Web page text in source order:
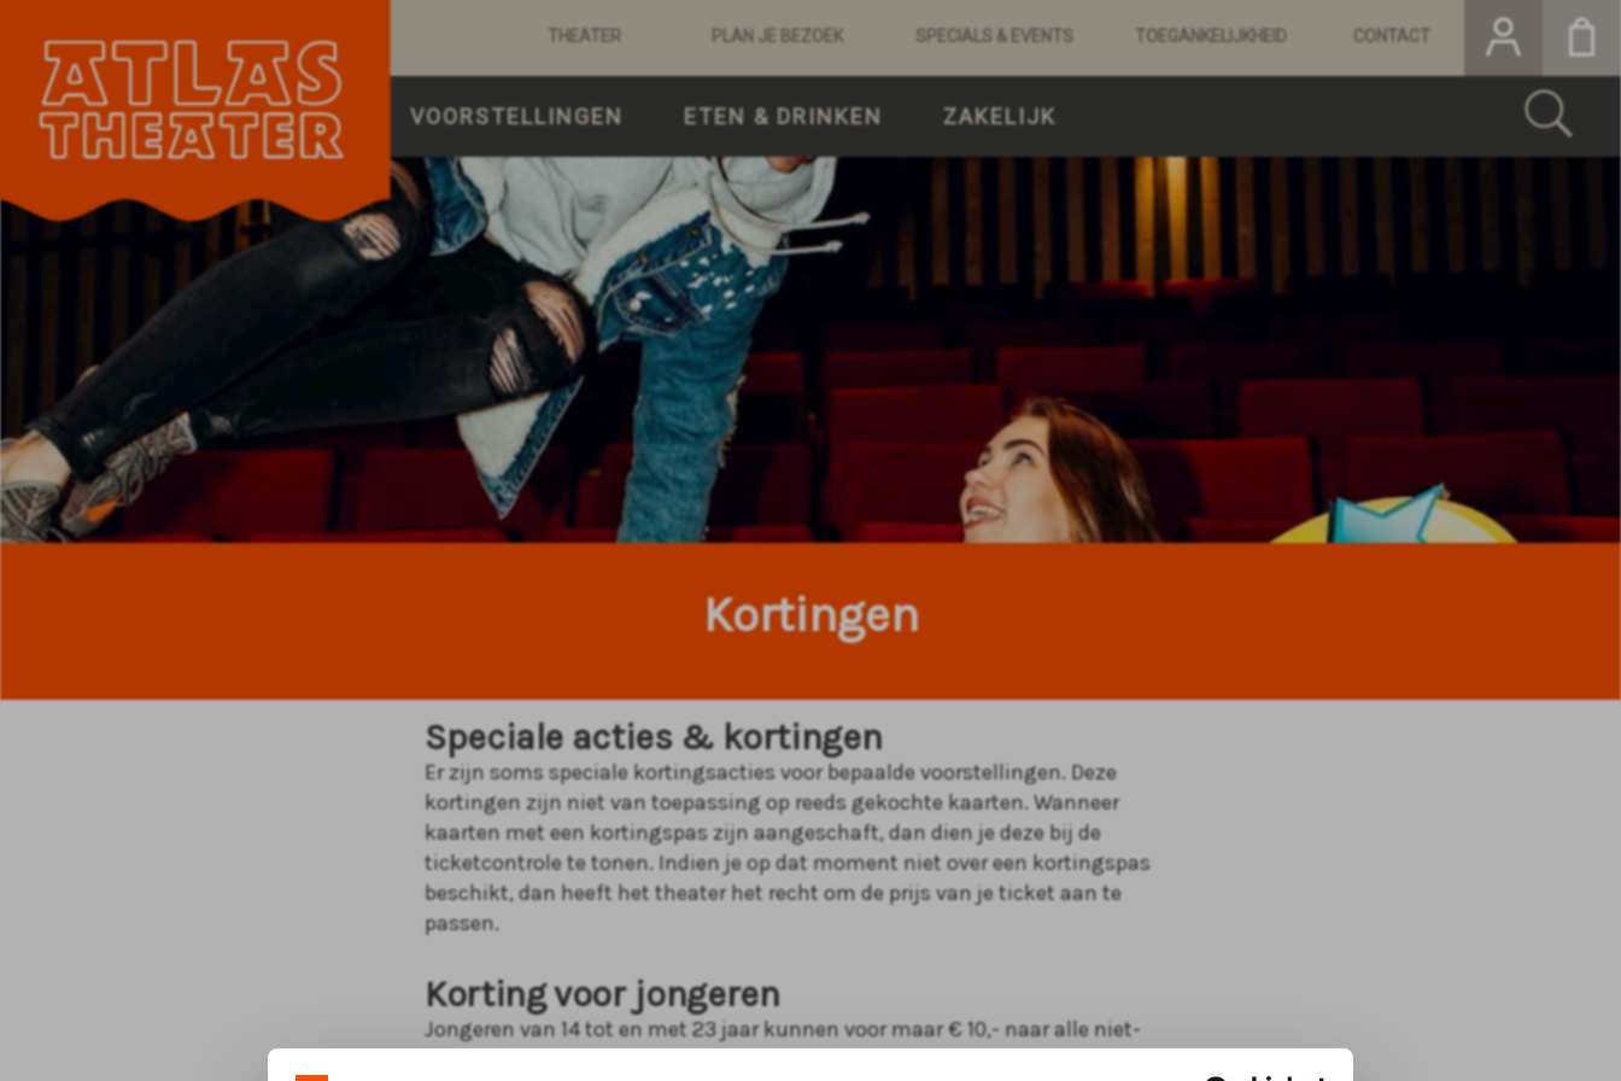
CONTACT
TOEGANKELIJKHEID
SPECIALS & EVENTS
PLAN JE BEZOEK
THEATER
VOORSTELLINGEN ETEN & DRINKEN ZAKELIJK
Kortingen
Speciale acties & kortingen
Er zijn soms speciale kortingsacties voor bepaalde voorstellingen. Deze
kortingen zijn niet van toepassing op reeds gekochte kaarten. Wanneer
kaarten met een kortingspas zijn aangeschaft, dan dien je deze bij de
ticketcontrole te tonen. Indien je op dat moment niet over een kortingspas
beschikt, dan heeft het theater het recht om de prijs van je ticket aan te
passen.
Korting voor jongeren
Jongeren van 14 tot en met 23 jaar kunnen voor maar € 10,- naar alle niet-